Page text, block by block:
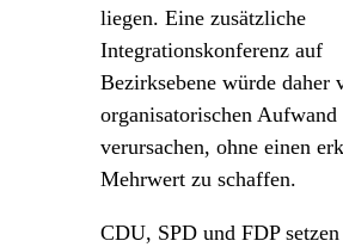
liegen. Eine zusätzliche
Integrationskonferenz auf
Bezirksebene würde daher
organisatorischen Aufwand
verursachen, ohne einen
Mehrwert zu schaffen.
CDU, SPD und FDP